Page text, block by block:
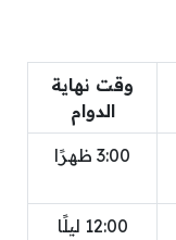
وقت نهاية
الدوام
3:00 ظهرًا
12:00 ليلًا